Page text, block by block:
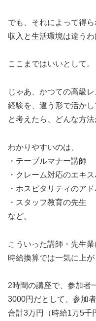
でも、それによって得ら
収入と生活環境は違うわ
ここまではいいとして。
じゃあ、かつての高級
経験を、違う形で活か
と考えたら、どんな方
わかりやすいのは、
・テーブルマナー講師
・クレーム対応のエキス
・ホスピタリティのア
・スタッフ教育の先生
など。
こういった講師・先生業
時給換算では一気に上が
2時間の講座で、参加者
3000円だとして、参加者
合計3万円（時給1万5千